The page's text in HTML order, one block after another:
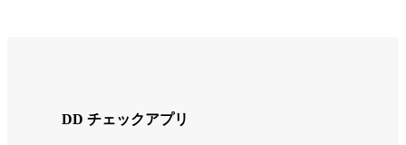
DD チェックアプリ